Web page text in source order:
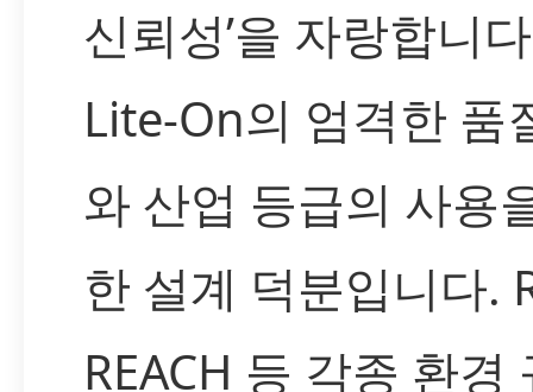
신뢰성’을 자랑합니
Lite-On의 엄격한 품
와 산업 등급의 사용
한 설계 덕분입니다.
REACH 등 각종 환경